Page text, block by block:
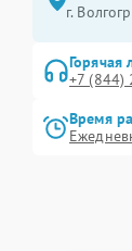
г.
Горячая
+7 (844)
Время